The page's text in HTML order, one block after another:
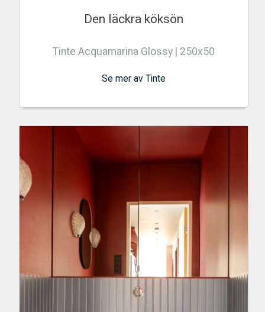
Den läckra köksön
Tinte Acquamarina Glossy | 250x50
Se mer av Tinte